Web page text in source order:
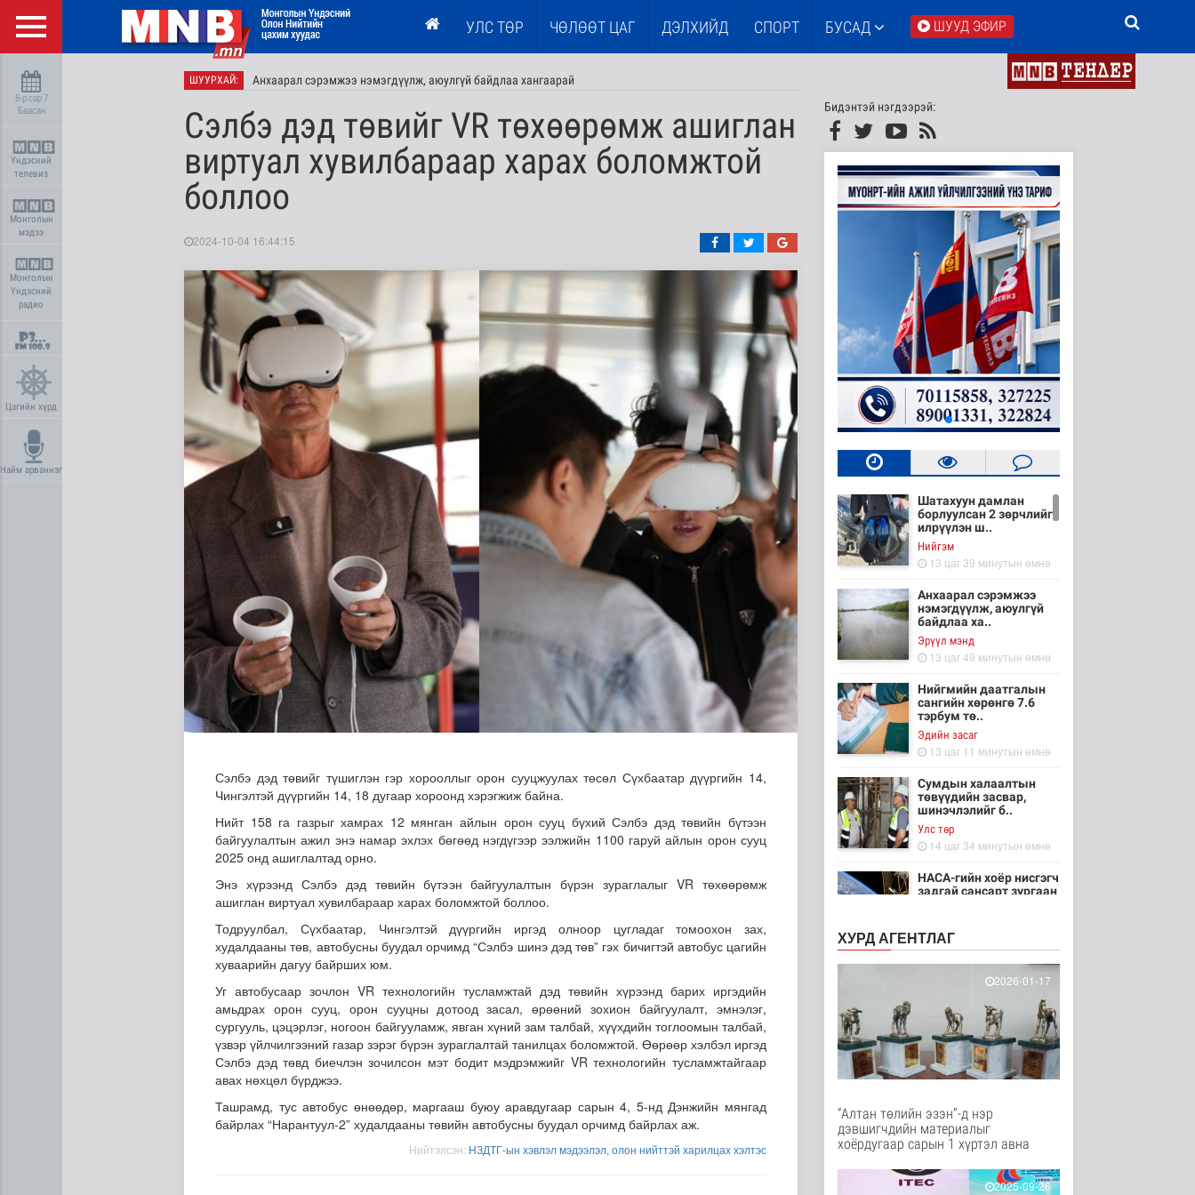
УЛС ТӨР ЧӨЛӨӨТ ЦАГ ДЭЛХИЙД СПОРТ БУСАД ШУУД ЭФИР
8-р сар 7
Баасан
Үндэсний
телевиз
Монголын
мэдээ
Монголын
Үндэсний
радио
Цагийн хүрд
Найм арваннэг
ШУУРХАЙ: Анхаарал сэрэмжээ нэмэгдүүлж, аюулгүй байдлаа хангаарай
Нийгмийн даатгалын сангийн хөрөнгө 7.6 тэрбум төгрөгөөр арвижлаа
Сумдын халаалтын төвүүдийн засвар, шинэчлэлийг бүрэн хийж, хувийн хэвшил рүү м..
Сэлбэ дэд төвийг VR төхөөрөмж ашиглан
виртуал хувилбараар харах боломжтой
боллоо
2024-10-04 16:44:15
Сэлбэ дэд төвийг түшиглэн гэр хорооллыг орон сууцжуулах төсөл Сүхбаатар дүүргийн 14,
Чингэлтэй дүүргийн 14, 18 дугаар хороонд хэрэгжиж байна.
Нийт 158 га газрыг хамрах 12 мянган айлын орон сууц бүхий Сэлбэ дэд төвийн бүтээн
байгуулалтын ажил энэ намар эхлэх бөгөөд нэгдүгээр ээлжийн 1100 гаруй айлын орон сууц
2025 онд ашиглалтад орно.
Энэ хүрээнд Сэлбэ дэд төвийн бүтээн байгуулалтын бүрэн зураглалыг VR төхөөрөмж
ашиглан виртуал хувилбараар харах боломжтой боллоо.
Тодруулбал, Сүхбаатар, Чингэлтэй дүүргийн иргэд олноор цугладаг томоохон зах,
худалдааны төв, автобусны буудал орчимд “Сэлбэ шинэ дэд төв” гэх бичигтэй автобус цагийн
хуваарийн дагуу байрших юм.
Уг автобусаар зочлон VR технологийн тусламжтай дэд төвийн хүрээнд барих иргэдийн
амьдрах орон сууц, орон сууцны дотоод засал, өрөөний зохион байгуулалт, эмнэлэг,
сургууль, цэцэрлэг, ногоон байгууламж, явган хүний зам талбай, хүүхдийн тоглоомын талбай,
үзвэр үйлчилгээний газар зэрэг бүрэн зураглалтай танилцах боломжтой. Өөрөөр хэлбэл иргэд
Сэлбэ дэд төвд биечлэн зочилсон мэт бодит мэдрэмжийг VR технологийн тусламжтайгаар
авах нөхцөл бүрджээ.
Ташрамд, тус автобус өнөөдөр, маргааш буюу аравдугаар сарын 4, 5-нд Дэнжийн мянгад
байрлах “Нарантуул-2” худалдааны төвийн автобусны буудал орчимд байрлах аж.
Нийтэлсэн: НЗДТГ-ын хэвлэл мэдээлэл, олон нийттэй харилцах хэлтэс
Бидэнтэй нэгдээрэй:
Шатахуун дамлан
борлуулсан 2 зөрчлийг
илрүүлэн ш..
Нийгэм
13 цаг 39 минутын өмнө
Анхаарал сэрэмжээ
нэмэгдүүлж, аюулгүй
байдлаа ха..
Эрүүл мэнд
13 цаг 49 минутын өмнө
Нийгмийн даатгалын
сангийн хөрөнгө 7.6
тэрбум тө..
Эдийн засаг
13 цаг 11 минутын өмнө
Сумдын халаалтын
төвүүдийн засвар,
шинэчлэлийг б..
Улс төр
14 цаг 34 минутын өмнө
НАСА-гийн хоёр нисгэгч
задгай сансарт зургаан
14 цаг 49 минутын өмнө
хамгаалахын тулд
Канадын иргэд мод бэ..
Дэлхийд
14 цаг 55 минутын өмнө
ЦАГ АГААР:
Улаанбаатарт шөнөдөө
Байгаль орчин
14 цаг 15 минутын өмнө
зөрчлийг E-Mongolia
системээр да..
ХУРД АГЕНТЛАГ
2026-01-17
“Алтан төлийн эзэн”-д нэр
дэвшигчдийн материалыг
хоёрдугаар сарын 1 хүртэл авна
2025-09-26